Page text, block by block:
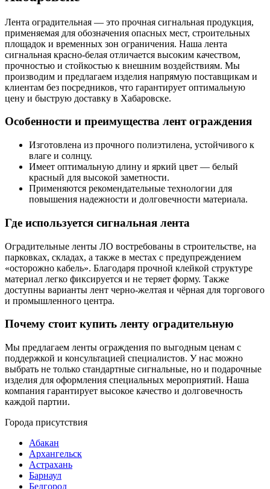
Лента оградительная — это прочная сигнальная продукция,
применяемая для обозначения опасных мест, строительных
площадок и временных зон ограничения. Наша лента
сигнальная красно-белая отличается высоким качеством,
прочностью и стойкостью к внешним воздействиям. Мы
производим и предлагаем изделия напрямую поставщикам и
клиентам без посредников, что гарантирует оптимальную
цену и быструю доставку в Хабаровске.
Особенности и преимущества лент ограждения
Изготовлена из прочного полиэтилена, устойчивого к
влаге и солнцу.
Имеет оптимальную длину и яркий цвет — белый
красный для высокой заметности.
Применяются рекомендательные технологии для
повышения надежности и долговечности материала.
Где используется сигнальная лента
Оградительные ленты ЛО востребованы в строительстве, на
парковках, складах, а также в местах с предупреждением
«осторожно кабель». Благодаря прочной клейкой структуре
материал легко фиксируется и не теряет форму. Также
доступны варианты лент черно-желтая и чёрная для торгового
и промышленного центра.
Почему стоит купить ленту оградительную
Мы предлагаем ленты ограждения по выгодным ценам с
поддержкой и консультацией специалистов. У нас можно
выбрать не только стандартные сигнальные, но и подарочные
изделия для оформления специальных мероприятий. Наша
компания гарантирует высокое качество и долговечность
каждой партии.
Города присутствия
Абакан
Архангельск
Астрахань
Барнаул
Белгород